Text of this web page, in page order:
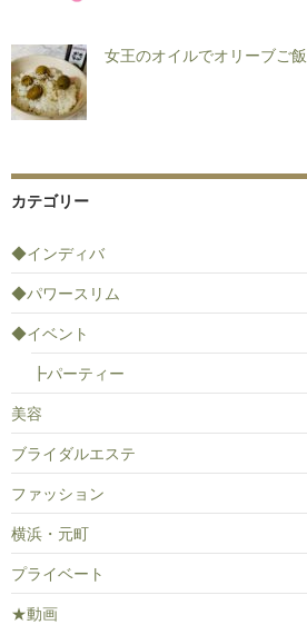
女王のオイルでオリーブご飯
カテゴリー
◆インディバ
◆パワースリム
◆イベント
┣パーティー
美容
ブライダルエステ
ファッション
横浜・元町
プライベート
★動画